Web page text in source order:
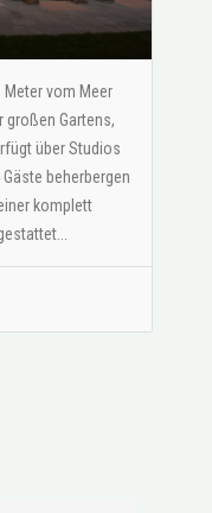
vom Meer
großen Gartens,
über Studios
beherbergen
komplett